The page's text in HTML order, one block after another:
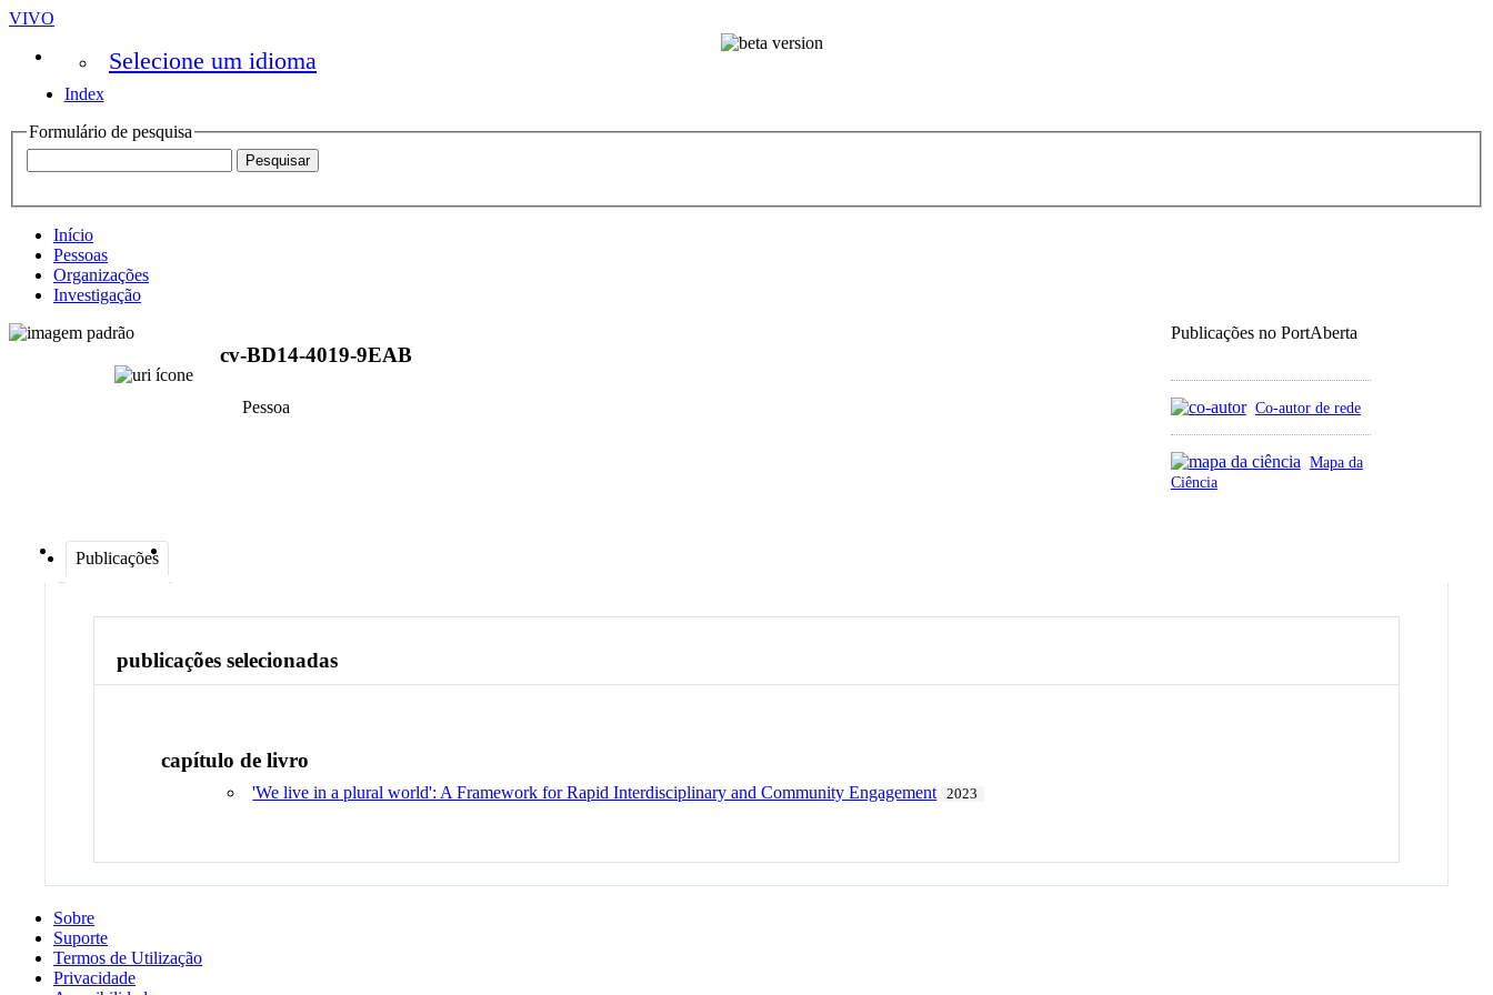
VIVO
Selecione um idioma
Index
Formulário de pesquisa
Início
Pessoas
Organizações
Investigação
Publicações no PortAberta
Co-autor de rede
Mapa da
Ciência
cv-BD14-4019-9EAB
Pessoa
Publicações
publicações selecionadas
capítulo de livro
'We live in a plural world': A Framework for Rapid Interdisciplinary and Community Engagement 2023
Sobre
Suporte
Termos de Utilização
Privacidade